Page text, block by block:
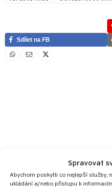
Spravovat
Abychom poskytli co nejlepší služby,
ukládání a/nebo přístupu k
Sdílet na FB